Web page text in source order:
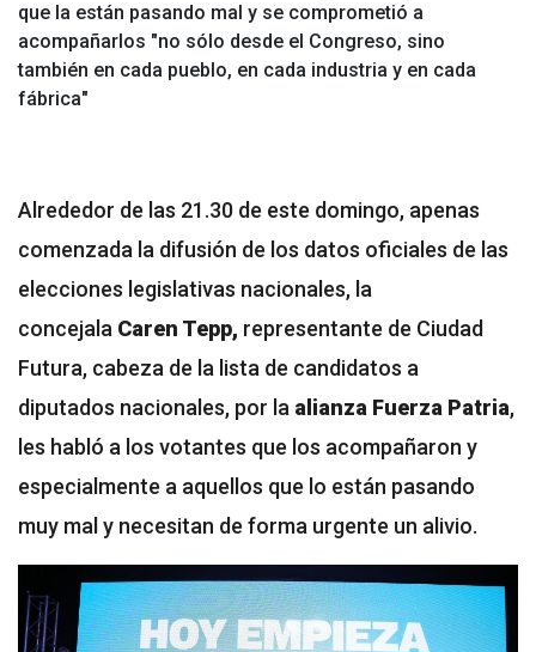
que la están pasando mal y se comprometió a
acompañarlos "no sólo desde el Congreso, sino
también en cada pueblo, en cada industria y en cada
fábrica"
Alrededor de las 21.30 de este domingo, apenas
comenzada la difusión de los datos oficiales de las
elecciones legislativas nacionales, la
concejala Caren Tepp, representante de Ciudad
Futura, cabeza de la lista de candidatos a
diputados nacionales, por la alianza Fuerza Patria,
les habló a los votantes que los acompañaron y
especialmente a aquellos que lo están pasando
muy mal y necesitan de forma urgente un alivio.